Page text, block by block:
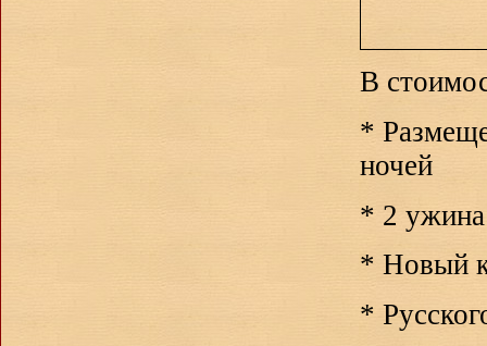
В
*
ночей
* 2 ужина
* Новый
*